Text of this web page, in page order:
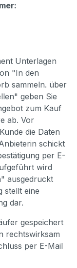
Unterlagen
"In den
sammeln. über
geben Sie
zum Kauf
ab. Vor
die Daten
schickt
per E-
wird
ausgedruckt
stellt eine
dar.
gespeichert
rechtswirksam
per E-Mail